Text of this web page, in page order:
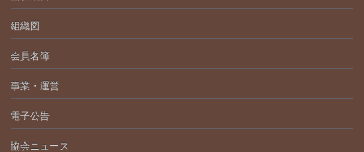
組織図
会員名簿
事業・運営
電子公告
協会ニュース